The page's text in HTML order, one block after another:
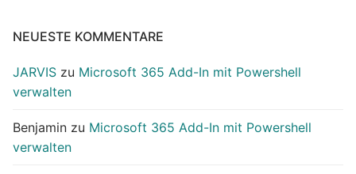
NEUESTE KOMMENTARE
JARVIS zu Microsoft 365 Add-In mit Powershell
verwalten
Benjamin zu Microsoft 365 Add-In mit Powershell
verwalten